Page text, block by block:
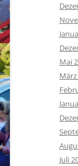
Mai
Juli